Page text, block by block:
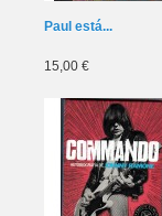
Paul está...
15,00 €